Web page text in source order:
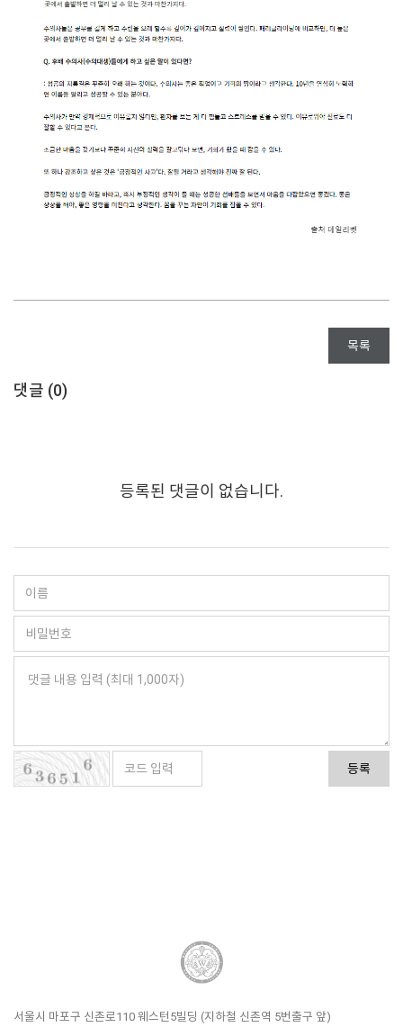
목록
댓글 (0)
등록된 댓글이 없습니다.
등록
서울시 마포구 신촌로110 웨스턴5빌딩 (지하철 신촌역 5번출구 앞)